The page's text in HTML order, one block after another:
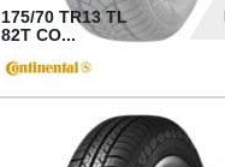
175/70 TR13 TL
82T CO...